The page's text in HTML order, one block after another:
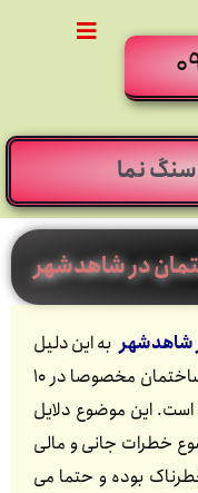
نما
در شاهدشهر
شاهدشهربه این دلیل
انجام می شود که افتادن سنگ از نمای ساختمان مخصوصا در 10
این موضوع دلایل
خطرات جانی و مالی
بوده و حتما می